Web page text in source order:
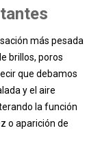
más pesada
brillos, poros
que debamos
y el aire
la función
o aparición de